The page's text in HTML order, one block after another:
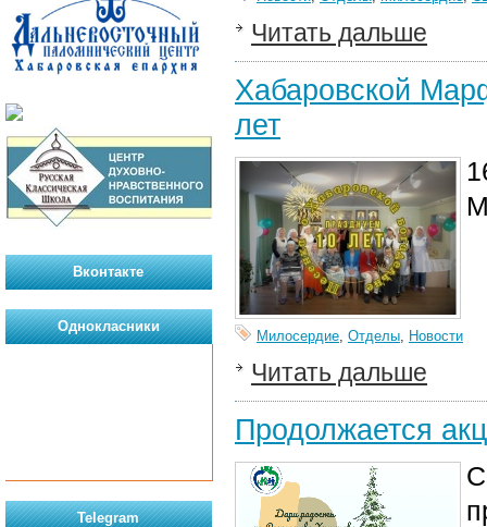
Читать дальше
Хабаровской
лет
Милосердие, Отделы, Новости
Читать дальше
Продолжается
Вконтакте
Однокласники
Telegram